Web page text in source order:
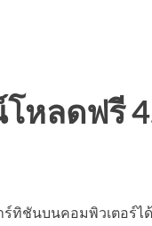
หลดฟรี
ร์ทิชันบนคอมพิวเตอร์ไ